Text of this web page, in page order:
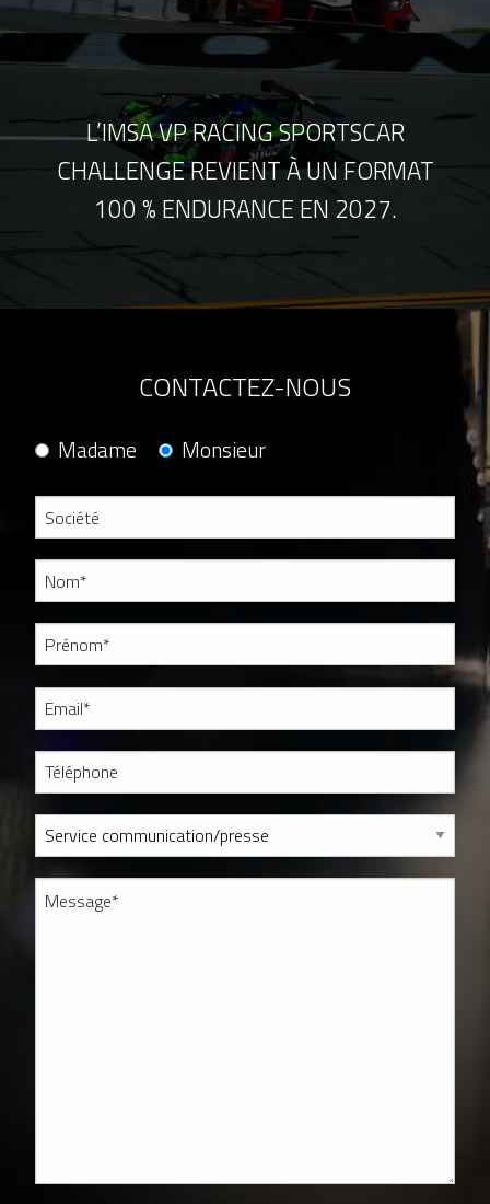
L’IMSA VP RACING SPORTSCAR
CHALLENGE REVIENT À UN FORMAT
100 % ENDURANCE EN 2027.
CONTACTEZ-NOUS
Madame Monsieur